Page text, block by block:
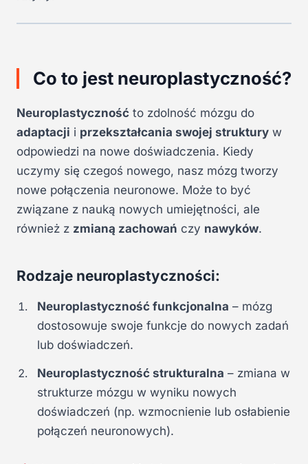
Co to jest neuroplastyczność?
Neuroplastyczność to zdolność mózgu do
adaptacji i przekształcania swojej struktury w
odpowiedzi na nowe doświadczenia. Kiedy
uczymy się czegoś nowego, nasz mózg tworzy
nowe połączenia neuronowe. Może to być
związane z nauką nowych umiejętności, ale
również z zmianą zachowań czy nawyków.
Rodzaje neuroplastyczności:
Neuroplastyczność funkcjonalna – mózg
dostosowuje swoje funkcje do nowych zadań
lub doświadczeń.
Neuroplastyczność strukturalna – zmiana w
strukturze mózgu w wyniku nowych
doświadczeń (np. wzmocnienie lub osłabienie
połączeń neuronowych).